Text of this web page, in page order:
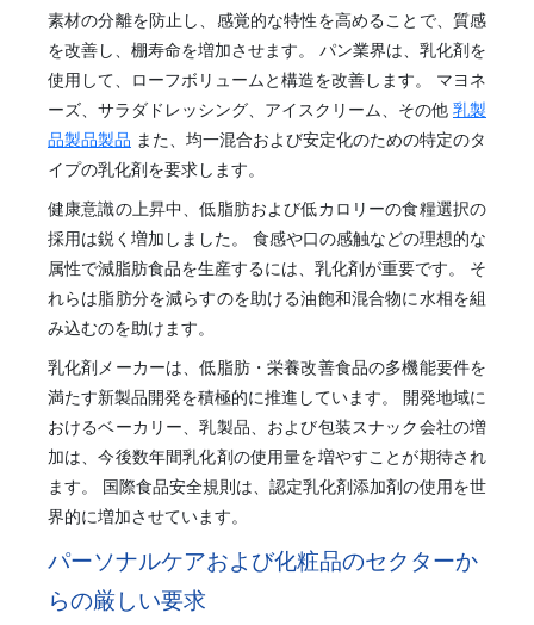
素材の分離を防止し、感覚的な特性を高めることで、質感
を改善し、棚寿命を増加させます。 パン業界は、乳化剤を
使用して、ローフボリュームと構造を改善します。 マヨネ
ーズ、サラダドレッシング、アイスクリーム、その他 乳製
品製品製品 また、均一混合および安定化のための特定のタ
イプの乳化剤を要求します。
健康意識の上昇中、低脂肪および低カロリーの食糧選択の
採用は鋭く増加しました。 食感や口の感触などの理想的な
属性で減脂肪食品を生産するには、乳化剤が重要です。 そ
れらは脂肪分を減らすのを助ける油飽和混合物に水相を組
み込むのを助けます。
乳化剤メーカーは、低脂肪・栄養改善食品の多機能要件を
満たす新製品開発を積極的に推進しています。 開発地域に
おけるベーカリー、乳製品、および包装スナック会社の増
加は、今後数年間乳化剤の使用量を増やすことが期待され
ます。 国際食品安全規則は、認定乳化剤添加剤の使用を世
界的に増加させています。
パーソナルケアおよび化粧品のセクターか
らの厳しい要求